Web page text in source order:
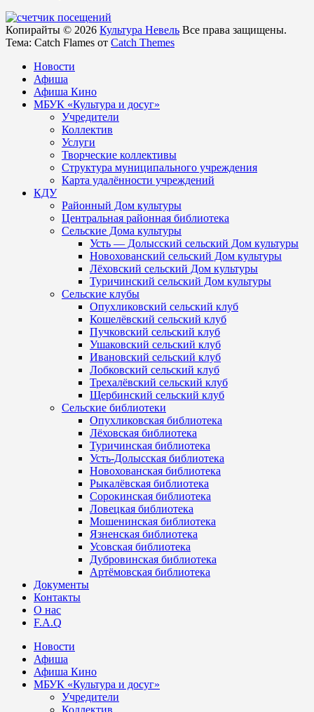
Копирайты © 2026 Культура Невель Все права защищены.
Тема: Catch Flames от Catch Themes
Новости
Афиша
Афиша Кино
МБУК «Культура и досуг»
Учредители
Коллектив
Услуги
Творческие коллективы
Структура муниципального учреждения
Карта удалённости учреждений
КДУ
Районный Дом культуры
Центральная районная библиотека
Сельские Дома культуры
Усть — Долысский сельский Дом культуры
Новохованский сельский Дом культуры
Лёховский сельский Дом культуры
Туричинский сельский Дом культуры
Сельские клубы
Опухликовский сельский клуб
Кошелёвский сельский клуб
Пучковский сельский клуб
Ушаковский сельский клуб
Ивановский сельский клуб
Лобковский сельский клуб
Трехалёвский сельский клуб
Щербинский сельский клуб
Сельские библиотеки
Опухликовская библиотека
Лёховская библиотека
Туричинская библиотека
Усть-Долысская библиотека
Новохованская библиотека
Рыкалёвская библиотека
Сорокинская библиотека
Ловецкая библиотека
Мошенинская библиотека
Язненская библиотека
Усовская библиотека
Дубровинская библиотека
Артёмовская библиотека
Документы
Контакты
О нас
F.A.Q
Новости
Афиша
Афиша Кино
МБУК «Культура и досуг»
Учредители
Коллектив